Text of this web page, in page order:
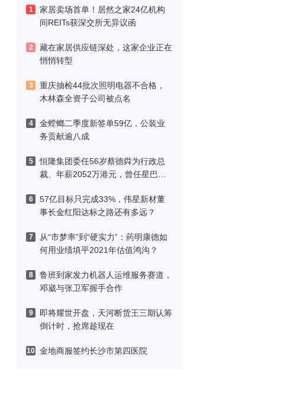
1
家居卖场首单！居然之家24亿机构
间REITs获深交所无异议函
2
藏在家居供应链深处，这家企业正在
悄悄转型
3
重庆抽检44批次照明电器不合格，
木林森全资子公司被点名
4
金螳螂二季度新签单59亿，公装业
务贡献逾八成
5
恒隆集团委任56岁蔡德粦为行政总
裁、年薪2052万港元，曾任星巴克
6
57亿目标只完成33%，伟星新材董
事长金红阳达标之路还有多远？
7
从“市梦率”到“硬实力”：药明康德如
何用业绩填平2021年估值鸿沟？
8
鲁班到家发力机器人运维服务赛道，
邓崴与张卫军握手合作
9
即将耀世开盘，天河断货王三期认筹
倒计时，抢席趁现在
10 金地商服签约长沙市第四医院